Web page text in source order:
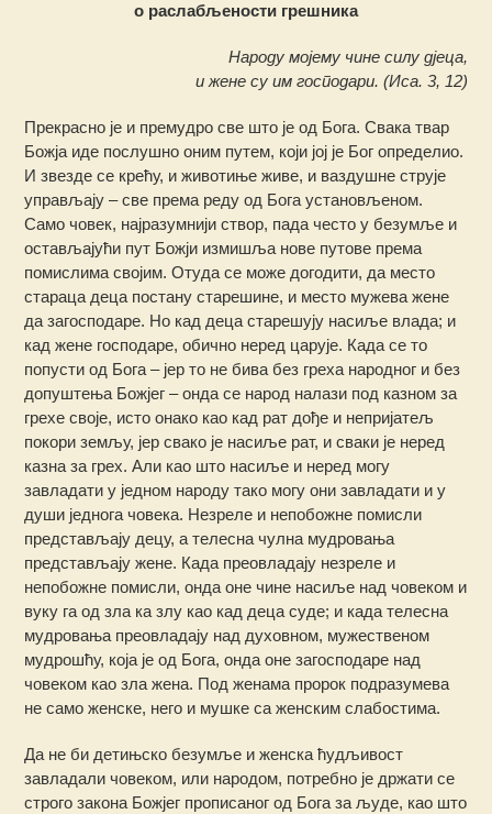
о раслабљености грешника
Народу мојему чине силу дјеца,
и жене су им господари. (Иса. 3, 12)
Прекрасно је и премудро све што је од Бога. Свака твар
Божја иде послушно оним путем, који јој је Бог определио.
И звезде се крећу, и животиње живе, и ваздушне струје
управљају – све према реду од Бога установљеном.
Само човек, најразумнији створ, пада често у безумље и
остављајући пут Божји измишља нове путове према
помислима својим. Отуда се може догодити, да место
стараца деца постану старешине, и место мужева жене
да загосподаре. Но кад деца старешују насиље влада; и
кад жене господаре, обично неред царује. Када се то
попусти од Бога – јер то не бива без греха народног и без
допуштења Божјег – онда се народ налази под казном за
грехе своје, исто онако као кад рат дође и непријатељ
покори земљу, јер свако је насиље рат, и сваки је неред
казна за грех. Али као што насиље и неред могу
завладати у једном народу тако могу они завладати и у
души једнога човека. Незреле и непобожне помисли
представљају децу, а телесна чулна мудровања
представљају жене. Када преовладају незреле и
непобожне помисли, онда оне чине насиље над човеком и
вуку га од зла ка злу као кад деца суде; и када телесна
мудровања преовладају над духовном, мужественом
мудрошћу, која је од Бога, онда оне загосподаре над
човеком као зла жена. Под женама пророк подразумева
не само женске, него и мушке са женским слабостима.
Да не би детињско безумље и женска ћудљивост
завладали човеком, или народом, потребно је држати се
строго закона Божјег прописаног од Бога за људе, као што